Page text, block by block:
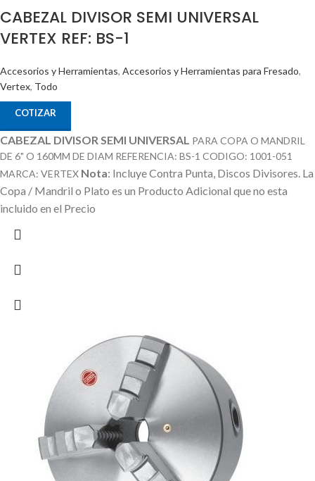
CABEZAL DIVISOR SEMI UNIVERSAL
VERTEX REF: BS-1
Accesorios y Herramientas, Accesorios y Herramientas para Fresado,
Vertex, Todo
COTIZAR
CABEZAL DIVISOR SEMI UNIVERSAL PARA COPA O MANDRIL
DE 6" O 160MM DE DIAM REFERENCIA: BS-1 CODIGO: 1001-051
MARCA: VERTEX Nota: Incluye Contra Punta, Discos Divisores. La
Copa / Mandril o Plato es un Producto Adicional que no esta
incluido en el Precio